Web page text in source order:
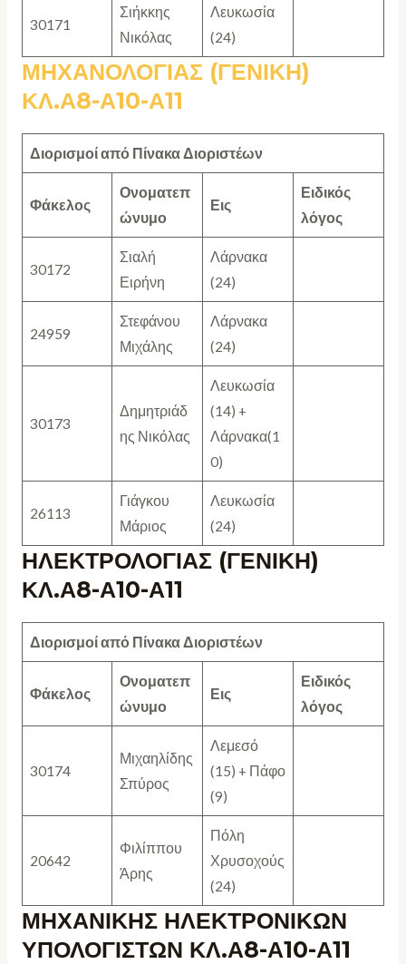
30171
Σιήκκης
Νικόλας
Λευκωσία
(24)
ΜΗΧΑΝΟΛΟΓΙΑΣ (ΓΕΝΙΚΗ)
ΚΛ.Α8-Α10-Α11
Διορισμοί από Πίνακα Διοριστέων
Φάκελος
Ονοματεπ
ώνυμο
Εις
Ειδικός
λόγος
30172
Σιαλή
Ειρήνη
Λάρνακα
(24)
24959
Στεφάνου
Μιχάλης
Λάρνακα
(24)
30173
Δημητριάδ
ης Νικόλας
Λευκωσία
(14) +
Λάρνακα(1
0)
26113
Γιάγκου
Μάριος
Λευκωσία
(24)
ΗΛΕΚΤΡΟΛΟΓΙΑΣ (ΓΕΝΙΚΗ)
ΚΛ.Α8-Α10-Α11
Διορισμοί από Πίνακα Διοριστέων
Φάκελος
Ονοματεπ
ώνυμο
Εις
Ειδικός
λόγος
30174
Μιχαηλίδης
Σπύρος
Λεμεσό
(15) + Πάφο
(9)
20642
Φιλίππου
Άρης
Πόλη
Χρυσοχούς
(24)
ΜΗΧΑΝΙΚΗΣ ΗΛΕΚΤΡΟΝΙΚΩΝ
ΥΠΟΛΟΓΙΣΤΩΝ ΚΛ.Α8-Α10-Α11